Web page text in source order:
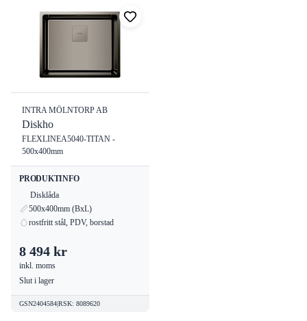
INTRA MÖLNTORP AB
Diskho
FLEXLINEA5040-TITAN -
500x400mm
PRODUKTINFO
Disklåda
500x400mm (BxL)
rostfritt stål, PDV, borstad
8 494 kr
inkl. moms
Slut i lager
GSN2404584|RSK: 8089620